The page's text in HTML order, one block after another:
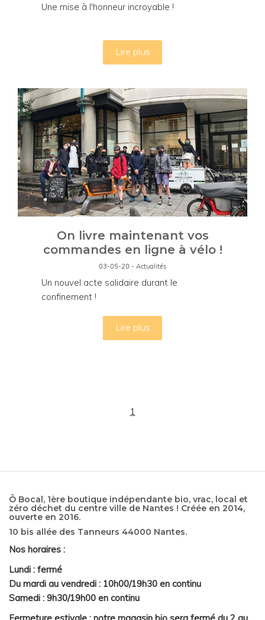
Une mise à l'honneur incroyable !
Lire plus
On livre maintenant vos
commandes en ligne à vélo !
03-05-20 - Actualités
Un nouvel acte solidaire durant le
confinement !
Lire plus
1
Ô Bocal, 1ère boutique indépendante bio, vrac, local et
zéro déchet du centre ville de Nantes ! Créée en 2014,
ouverte en 2016.
10 bis allée des Tanneurs 44000 Nantes.
Nos horaires :
Lundi : fermé
Du mardi au vendredi : 10h00/19h30 en continu
Samedi : 9h30/19h00 en continu
Fermeture estivale : notre magasin bio sera fermé du 2 au